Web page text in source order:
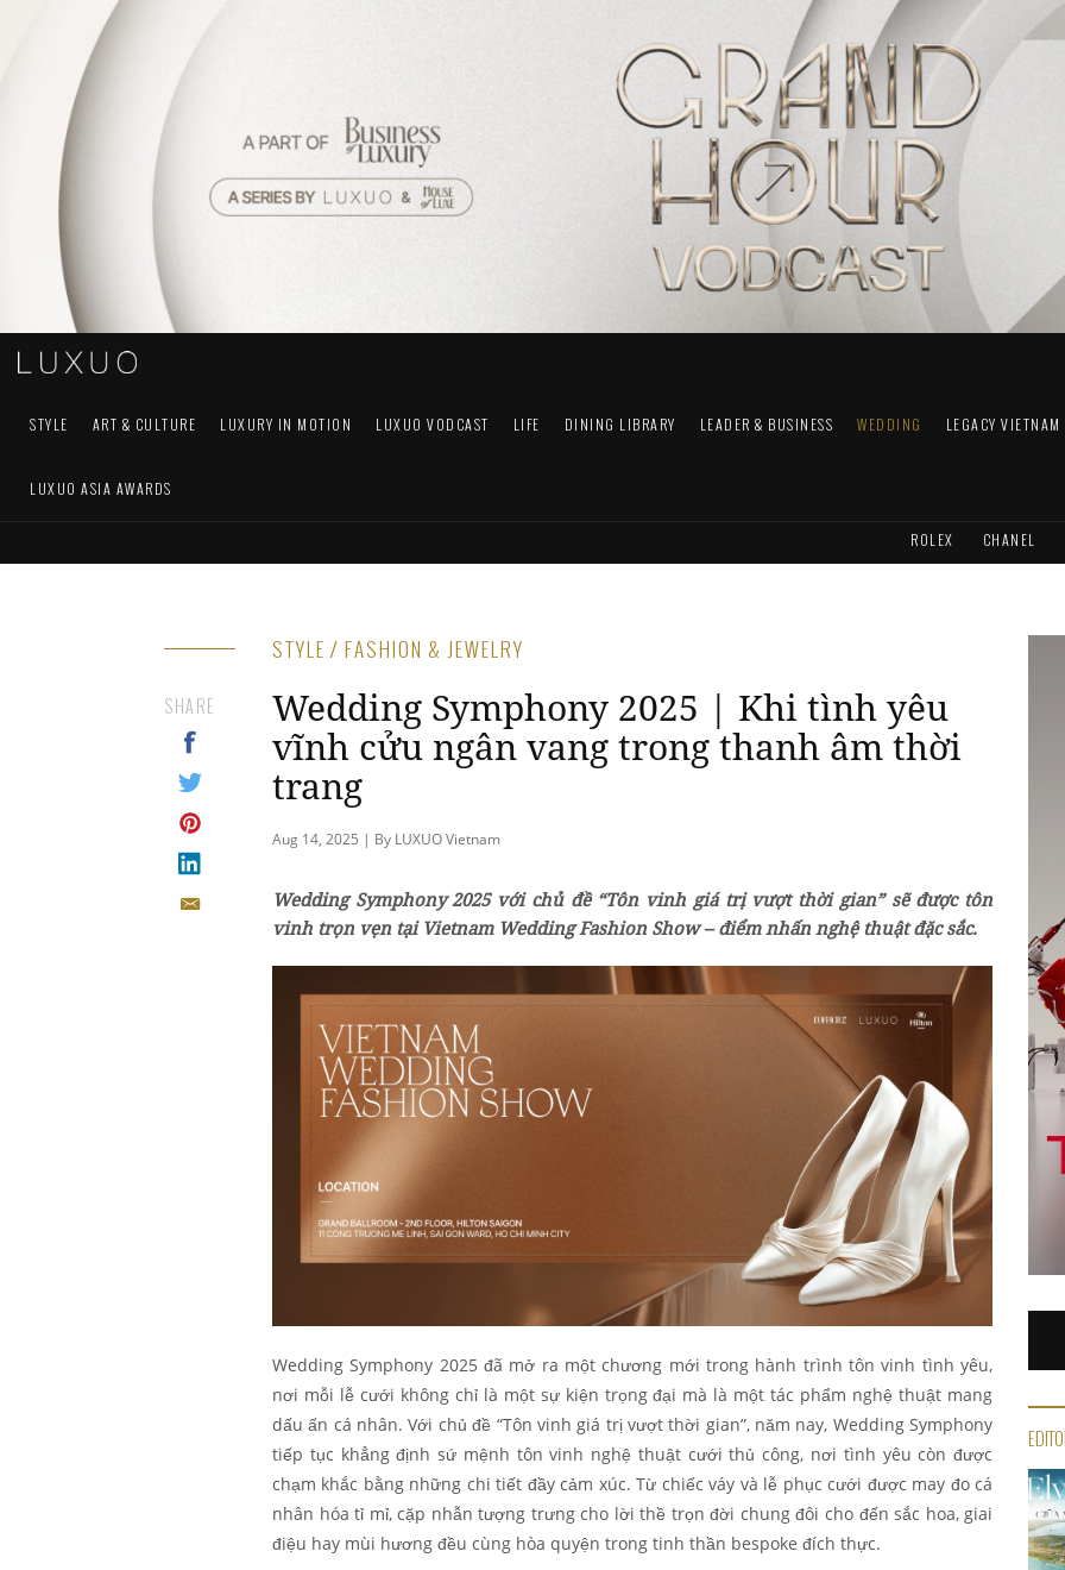
STYLE ART & CULTURE LUXURY IN MOTION LUXUO VODCAST LIFE DINING LIBRARY LEADER & BUSINESS WEDDING LEGACY VIETNAM
LUXUO ASIA AWARDS
ROLEX CHANEL
STYLE / FASHION & JEWELRY
Wedding Symphony 2025 | Khi tình yêu
vĩnh cửu ngân vang trong thanh âm thời
trang
Aug 14, 2025 | By LUXUO Vietnam
SHARE
Wedding Symphony 2025 với chủ đề “Tôn vinh giá trị vượt thời gian” sẽ được tôn
vinh trọn vẹn tại Vietnam Wedding Fashion Show – điểm nhấn nghệ thuật đặc sắc.
Wedding Symphony 2025 đã mở ra một chương mới trong hành trình tôn vinh tình yêu,
nơi mỗi lễ cưới không chỉ là một sự kiện trọng đại mà là một tác phẩm nghệ thuật mang
dấu ấn cá nhân. Với chủ đề “Tôn vinh giá trị vượt thời gian”, năm nay, Wedding Symphony
tiếp tục khẳng định sứ mệnh tôn vinh nghệ thuật cưới thủ công, nơi tình yêu còn được
chạm khắc bằng những chi tiết đầy cảm xúc. Từ chiếc váy và lễ phục cưới được may đo cá
nhân hóa tỉ mỉ, cặp nhẫn tượng trưng cho lời thề trọn đời chung đôi cho đến sắc hoa, giai
điệu hay mùi hương đều cùng hòa quyện trong tinh thần bespoke đích thực.